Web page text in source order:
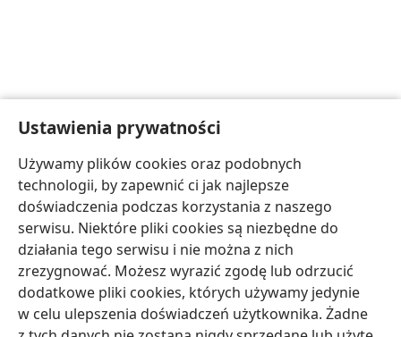
Ustawienia prywatności
Używamy plików cookies oraz podobnych
technologii, by zapewnić ci jak najlepsze
doświadczenia podczas korzystania z naszego
serwisu. Niektóre pliki cookies są niezbędne do
działania tego serwisu i nie można z nich
zrezygnować. Możesz wyrazić zgodę lub odrzucić
dodatkowe pliki cookies, których używamy jedynie
w celu ulepszenia doświadczeń użytkownika. Żadne